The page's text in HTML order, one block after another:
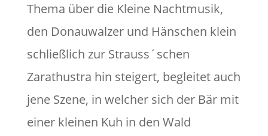
Thema über die Kleine Nachtmusik,
den Donauwalzer und Hänschen klein
schließlich zur Strauss´schen
Zarathustra hin steigert, begleitet auch
jene Szene, in welcher sich der Bär mit
einer kleinen Kuh in den Wald